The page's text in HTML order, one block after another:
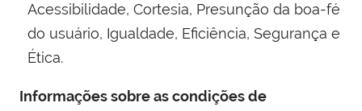
Acessibilidade, Cortesia, Presunção da boa-fé
do usuário, Igualdade, Eficiência, Segurança e
Ética.
Informações sobre as condições de